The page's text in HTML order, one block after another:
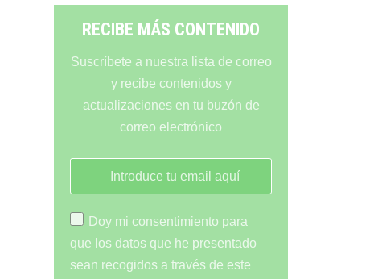
RECIBE MÁS CONTENIDO
Suscríbete a nuestra lista de correo
y recibe contenidos y
actualizaciones en tu buzón de
correo electrónico
Doy mi consentimiento para
que los datos que he presentado
sean recogidos a través de este